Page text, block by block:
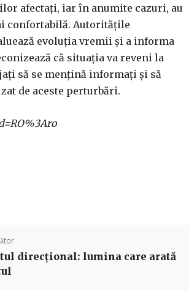
afectați, iar în anumite cazuri, au
confortabilă. Autoritățile
evoluția vremii și a informa
că situația va reveni la
să se mențină informați și să
de aceste perturbări.
direcțional: lumina care arată